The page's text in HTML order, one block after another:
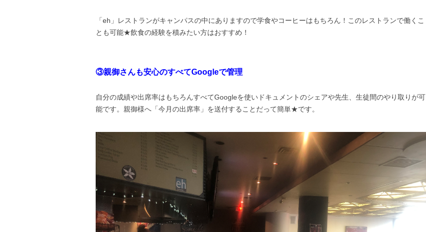
「eh」レストランがキャンパスの中にありますので学食やコーヒーはもちろん！このレストランで働くこ
とも可能★飲食の経験を積みたい方はおすすめ！
③親御さんも安心のすべてGoogleで管理
自分の成績や出席率はもちろんすべてGoogleを使いドキュメントのシェアや先生、生徒間のやり取りが可
能です。親御様へ「今月の出席率」を送付することだって簡単★です。